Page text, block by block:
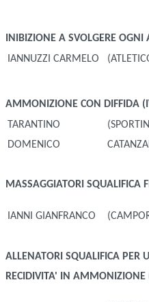
INIBIZIONE A SVOLGERE
IANNUZZI CARMELO
AMMONIZIONE CON DIFFIDA
TARANTINO
DOMENICO
MASSAGGIATORI SQUALIFICA
IANNI GIANFRANCO
ALLENATORI SQUALIFICA PER
RECIDIVITA' IN AMMONIZIONE